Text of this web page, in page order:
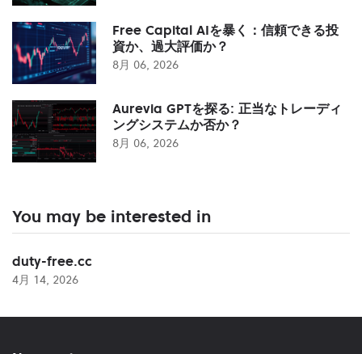
Free Capital AIを暴く：信頼できる投
資か、過大評価か？
8月 06, 2026
Aurevia GPTを探る: 正当なトレーディ
ングシステムか否か？
8月 06, 2026
You may be interested in
duty-free.cc
4月 14, 2026